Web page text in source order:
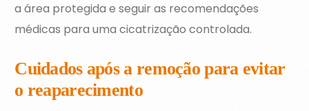
a área protegida e seguir as recomendações
médicas para uma cicatrização controlada.
Cuidados após a remoção para evitar
o reaparecimento